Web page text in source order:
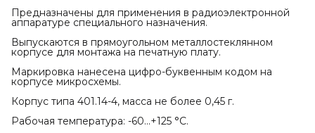
Предназначены для применения в радиоэлектронной
аппаратуре специального назначения.
Выпускаются в прямоугольном металлостеклянном
корпусе для монтажа на печатную плату.
Маркировка нанесена цифро-буквенным кодом на
корпусе микросхемы.
Корпус типа 401.14-4, масса не более 0,45 г.
Рабочая температура: -60...+125 °С.